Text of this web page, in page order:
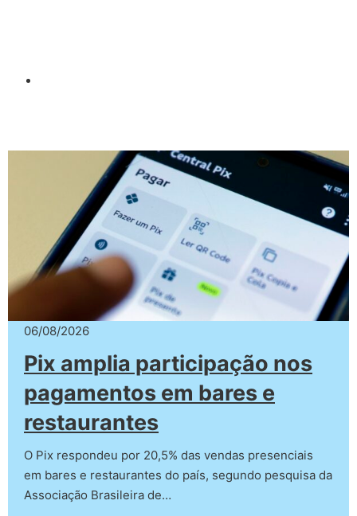
06/08/2026
Pix amplia participação nos
pagamentos em bares e
restaurantes
O Pix respondeu por 20,5% das vendas presenciais
em bares e restaurantes do país, segundo pesquisa da
Associação Brasileira de…